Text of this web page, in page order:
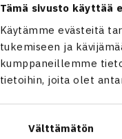
Tämä sivusto käyttää
Käytämme evästeitä
tukemiseen ja
kumppaneillemme
tietoihin, joita olet
Välttämätön